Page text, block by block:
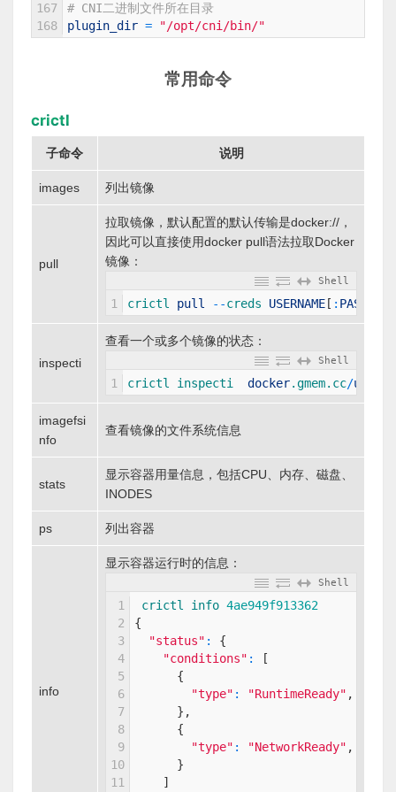
167
168
# CNI二进制文件所在目录
plugin_dir = "/opt/cni/bin/"
常用命令
crictl
子命令 说明
images 列出镜像
pull
拉取镜像，默认配置的默认传输是docker://，
因此可以直接使用docker pull语法拉取Docker
镜像：
Shell
1 crictl pull --creds USERNAME [ : PASSWORD
inspecti
查看一个或多个镜像的状态：
Shell
1 crictl inspecti docker.gmem.cc/ubuntu
imagefsi
nfo
查看镜像的文件系统信息
stats
显示容器用量信息，包括CPU、内存、磁盘、
INODES
ps 列出容器
info
显示容器运行时的信息：
Shell
1
2
3
4
5
6
7
8
9
10
11
crictl info 4ae949f913362
{
"status" :
{
"conditions" :
[
{
"type" : "RuntimeReady" ,
} ,
{
"type" : "NetworkReady" ,
}
]